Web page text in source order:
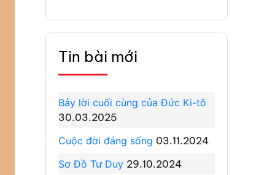
Tin bài mới
Bảy lời cuối cùng của Đức Ki-tô
30.03.2025
Cuộc đời đáng sống 03.11.2024
Sơ Đồ Tư Duy 29.10.2024